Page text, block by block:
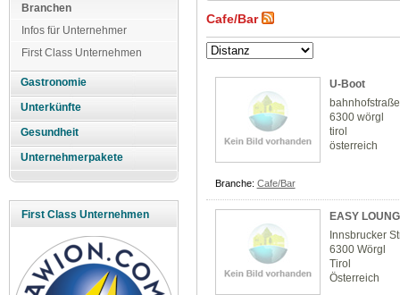
Branchen
Infos für Unternehmer
First Class Unternehmen
Gastronomie
Unterkünfte
Gesundheit
Unternehmerpakete
First Class Unternehmen
Cafe/Bar
U-Boot
6300 wörgl
tirol
österreich
Branche: Cafe/Bar
EASY
Innsbrucker
6300 Wörgl
Tirol
Österreich